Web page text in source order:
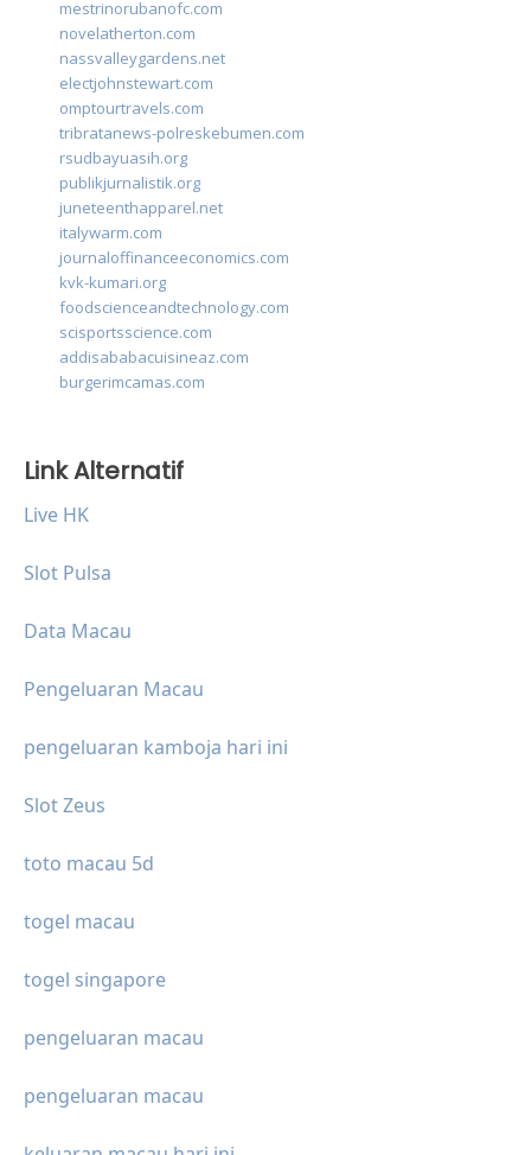
mestrinorubanofc.com
novelatherton.com
nassvalleygardens.net
electjohnstewart.com
omptourtravels.com
tribratanews-polreskebumen.com
rsudbayuasih.org
publikjurnalistik.org
juneteenthapparel.net
italywarm.com
journaloffinanceeconomics.com
kvk-kumari.org
foodscienceandtechnology.com
scisportsscience.com
addisababacuisineaz.com
burgerimcamas.com
Link Alternatif
Live HK
Slot Pulsa
Data Macau
Pengeluaran Macau
pengeluaran kamboja hari ini
Slot Zeus
toto macau 5d
togel macau
togel singapore
pengeluaran macau
pengeluaran macau